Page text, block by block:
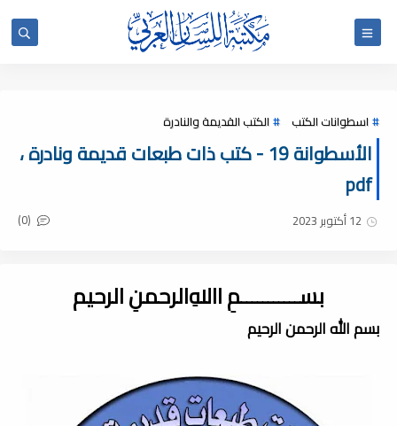
اسطوانات الكتب الكتب القديمة والنادرة
الأسطوانة 19 - كتب ذات طبعات قديمة ونادرة ،
pdf
12 أكتوبر 2023 (0)
بســـــــــــمِ اﷲِالرحمنِ الرحيم
بسم الله الرحمن الرحيم